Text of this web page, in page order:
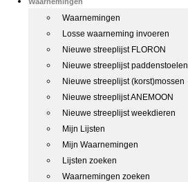
Waarnemingen
Losse waarneming invoeren
Nieuwe streeplijst FLORON
Nieuwe streeplijst paddenstoelen
Nieuwe streeplijst (korst)mossen
Nieuwe streeplijst ANEMOON
Nieuwe streeplijst weekdieren
Mijn Lijsten
Mijn Waarnemingen
Lijsten zoeken
Waarnemingen zoeken